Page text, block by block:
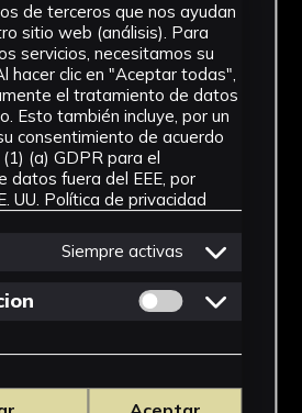
de terceros que nos ayudan
sitio web (análisis). Para
servicios, necesitamos su
hacer clic en "Aceptar todas",
el tratamiento de datos
Esto también incluye, por un
consentimiento de acuerdo
(a) GDPR para el
datos fuera del EEE, por
UU. Política de privacidad
Siempre activas
Permitir cookies